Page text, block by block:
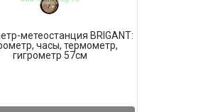
метеостанция BRIGANT:
часы, термометр,
гигрометр 57см